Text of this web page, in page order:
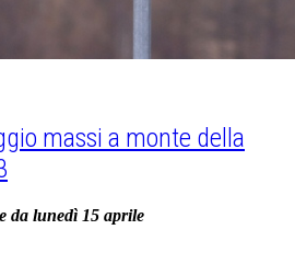
massi a monte della
da lunedì 15 aprile